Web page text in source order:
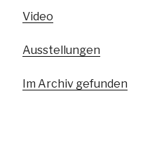
Video
Ausstellungen
Im Archiv gefunden